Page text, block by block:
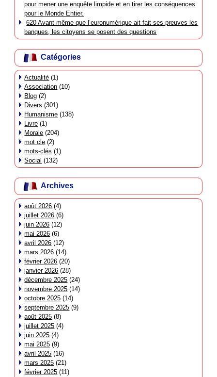
pour mener une enquête limpide et en tirer les conséquences
pour le Monde Entier.
620 Avant même que l’euronumérique ait fait ses preuves les
banques, les citoyens se posent des questions
Catégories
Actualité (1)
Association (10)
Blog (2)
Divers (301)
Humanisme (138)
Livre (1)
Morale (204)
mot cle (2)
mots-clés (1)
Social (132)
Archives
août 2026 (4)
juillet 2026 (6)
juin 2026 (12)
mai 2026 (6)
avril 2026 (12)
mars 2026 (14)
février 2026 (20)
janvier 2026 (28)
décembre 2025 (24)
novembre 2025 (14)
octobre 2025 (14)
septembre 2025 (9)
août 2025 (8)
juillet 2025 (4)
juin 2025 (4)
mai 2025 (9)
avril 2025 (16)
mars 2025 (21)
février 2025 (11)